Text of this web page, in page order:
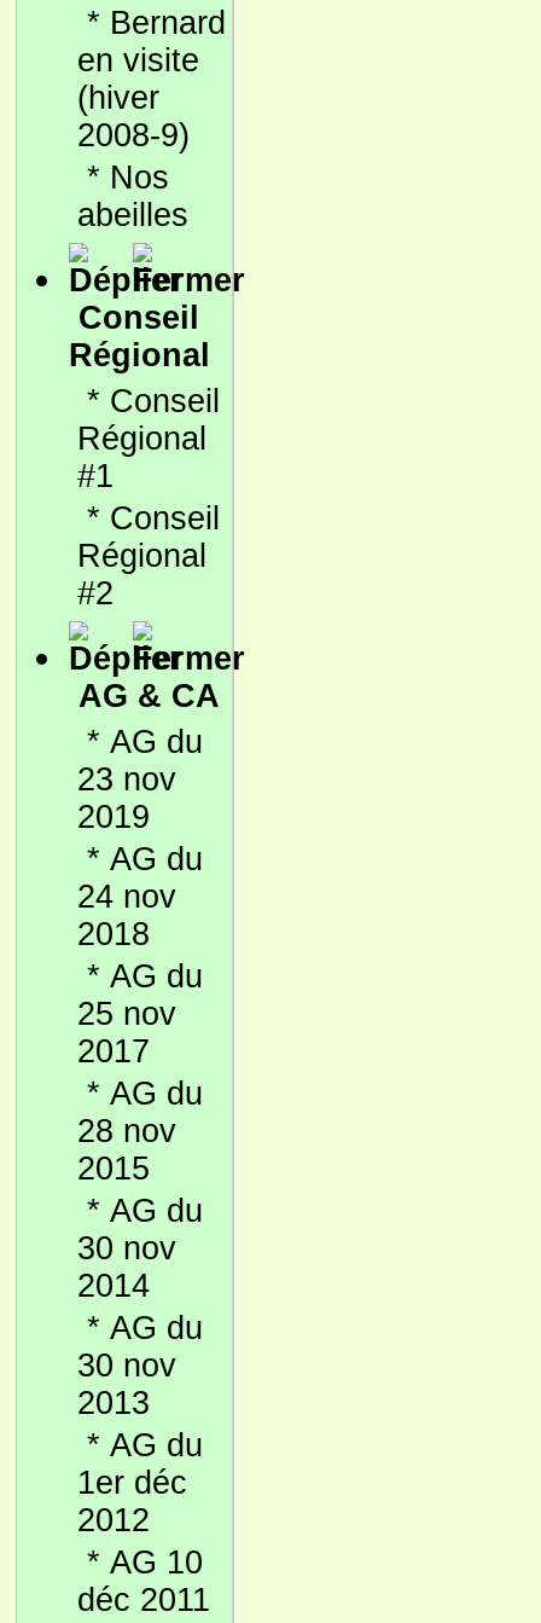
* Bernard
en visite
(hiver
2008-9)
* Nos
abeilles
Conseil
Régional
* Conseil
Régional
#1
* Conseil
Régional
#2
AG & CA
* AG du
23 nov
2019
* AG du
24 nov
2018
* AG du
25 nov
2017
* AG du
28 nov
2015
* AG du
30 nov
2014
* AG du
30 nov
2013
* AG du
1er déc
2012
* AG 10
déc 2011